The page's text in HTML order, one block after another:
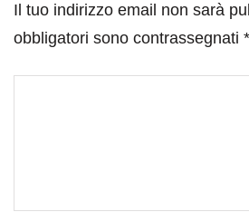
Il tuo indirizzo email non sarà
obbligatori sono contrassegnati *